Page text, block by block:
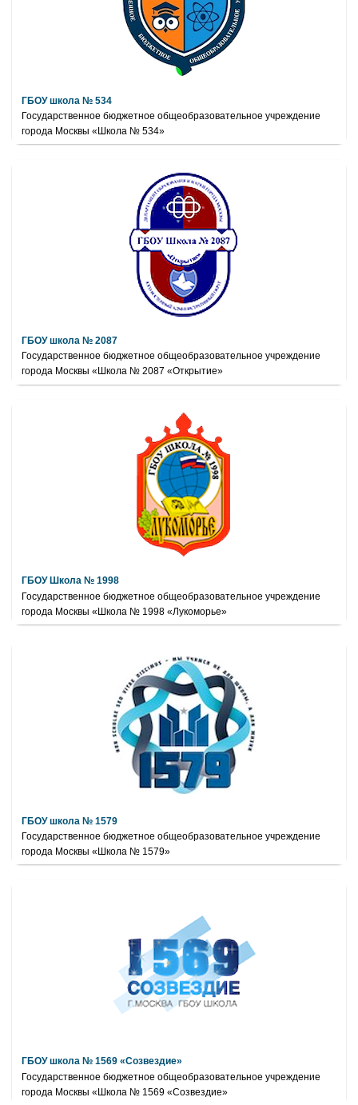
ГБОУ школа № 534
Государственное бюджетное общеобразовательное учреждение
города Москвы «Школа № 534»
ГБОУ школа № 2087
Государственное бюджетное общеобразовательное учреждение
города Москвы «Школа № 2087 «Открытие»
ГБОУ Школа № 1998
Государственное бюджетное общеобразовательное учреждение
города Москвы «Школа № 1998 «Лукоморье»
ГБОУ школа № 1579
Государственное бюджетное общеобразовательное учреждение
города Москвы «Школа № 1579»
ГБОУ школа № 1569 «Созвездие»
Государственное бюджетное общеобразовательное учреждение
города Москвы «Школа № 1569 «Созвездие»